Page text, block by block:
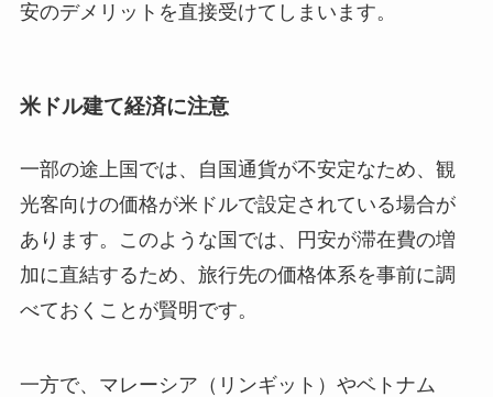
安のデメリットを直接受けてしまいます。
米ドル建て経済に注意
一部の途上国では、自国通貨が不安定なため、観
光客向けの価格が米ドルで設定されている場合が
あります。このような国では、円安が滞在費の増
加に直結するため、旅行先の価格体系を事前に調
べておくことが賢明です。
一方で、マレーシア（リンギット）やベトナム